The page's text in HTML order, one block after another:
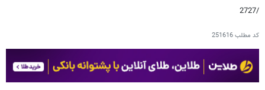
/2727
کد مطلب251616